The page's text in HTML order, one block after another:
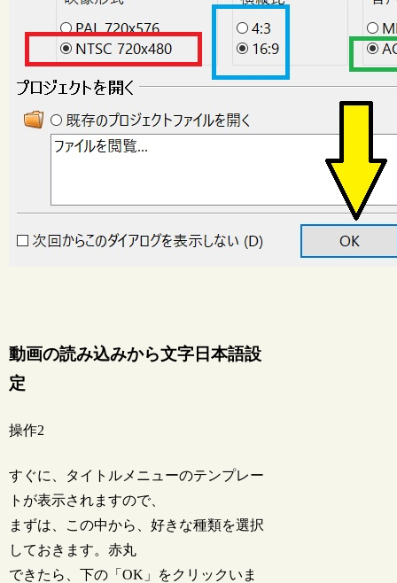
動画の読み込みから文字日本語設
定
操作2
すぐに、タイトルメニューのテンプレー
トが表示されますので、
まずは、この中から、好きな種類を選択
しておきます。赤丸
できたら、下の「OK」をクリックいま